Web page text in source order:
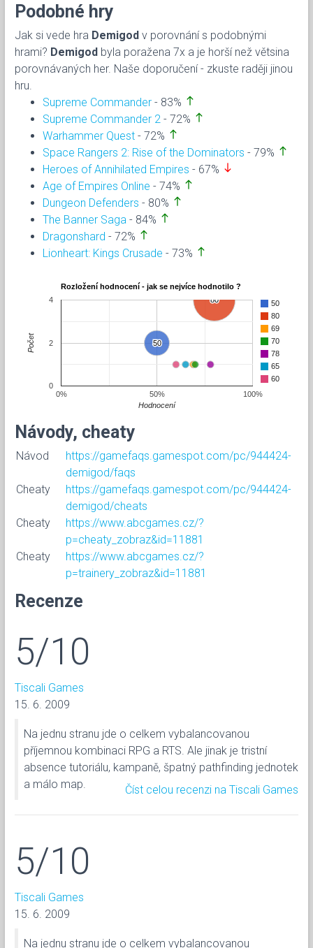
Podobné hry
Jak si vede hra Demigod v porovnání s podobnými
hrami? Demigod byla poražena 7x a je horší než větsina
porovnávaných her. Naše doporučení - zkuste raději jinou
hru.
Supreme Commander - 83% north
Supreme Commander 2 - 72% north
Warhammer Quest - 72% north
Space Rangers 2: Rise of the Dominators - 79% north
Heroes of Annihilated Empires - 67% south
Age of Empires Online - 74% north
Dungeon Defenders - 80% north
The Banner Saga - 84% north
Dragonshard - 72% north
Lionheart: Kings Crusade - 73% north
Rozložení hodnocení - jak se nejvíce hodnotilo ?
50
80
69
70
78
65
60
80
80
50
50
0% 50% 100%
0
2
4
Hodnocení
Počet
Návody, cheaty
Návod
https://gamefaqs.gamespot.com/pc/944424-
demigod/faqs
Cheaty
https://gamefaqs.gamespot.com/pc/944424-
demigod/cheats
Cheaty
https://www.abcgames.cz/?
p=cheaty_zobraz&id=11881
Cheaty
https://www.abcgames.cz/?
p=trainery_zobraz&id=11881
Recenze
5/10
Tiscali Games
15. 6. 2009
Na jednu stranu jde o celkem vybalancovanou
příjemnou kombinaci RPG a RTS. Ale jinak je tristní
absence tutoriálu, kampaně, špatný pathfinding jednotek
a málo map.
Číst celou recenzi na Tiscali Games
5/10
Tiscali Games
15. 6. 2009
Na jednu stranu jde o celkem vybalancovanou